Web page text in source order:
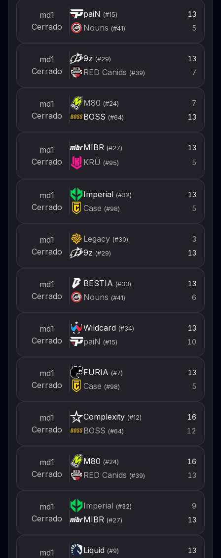
md1
Cerrado
paiN (#15) 13
Nouns (#41) 5
md1
Cerrado
9z (#29) 13
RED Canids (#39) 7
md1
Cerrado
M80 (#24) 7
BOSS (#64) 13
md1
Cerrado
MIBR (#27) 13
KRÜ (#95) 5
md1
Cerrado
Imperial (#32) 13
Case (#98) 5
md1
Cerrado
Legacy(#30) 3
9z (#29) 13
md1
Cerrado
BESTIA (#33) 13
Nouns (#41) 6
md1
Cerrado
Wildcard (#34) 13
paiN (#15) 10
md1
Cerrado
FURIA (#7) 13
Case (#98) 5
md1
Cerrado
Complexity(#12) 16
BOSS (#64) 12
md1
Cerrado
M80 (#24) 16
RED Canids (#39) 13
md1
Cerrado
Imperial (#32) 9
MIBR (#27) 13
md1
Liquid (#9) 13